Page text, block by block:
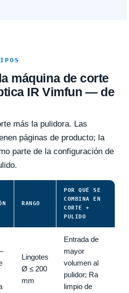
máquina de corte
IR Vimfun — de
más la pulidora. Las
páginas de producto; la
parte de la configuración de
RANGO
POR QUÉ SE
COMBINA EN
CORTE +
PULIDO
Lingotes
Ø ≤ 200
mm
Entrada de
mayor
volumen al
pulidor; Ra
limpio de